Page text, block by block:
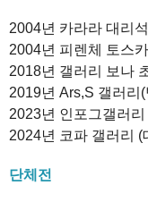
2004년 카라라 대리
2004년 피렌체 토스
2018년 갤러리 보나
2019년 Ars,S 갤러리
2023년 인포그갤러리
2024년 코파 갤러리 (
단체전